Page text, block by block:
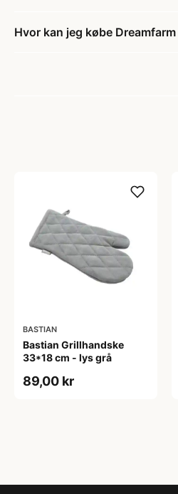
Hvor kan jeg købe
BASTIAN
Bastian Grillhandske
33*18 cm - lys grå
89,00 kr